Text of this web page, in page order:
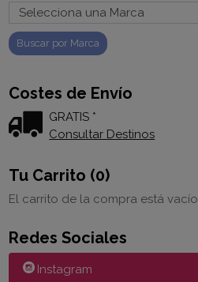
Costes de Envío
GRATIS *
Consultar Destinos
Tu Carrito (0)
El carrito de la compra está vacío
Redes Sociales
Instagram